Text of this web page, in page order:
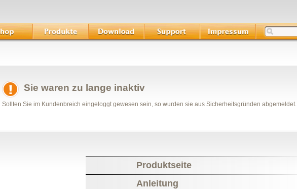
Sie waren zu lange inaktiv
Sollten Sie im Kundenbreich eingeloggt gewesen sein, so wurden sie aus Sicherheitsgründen abgemeldet.
Produktseite
Anleitung